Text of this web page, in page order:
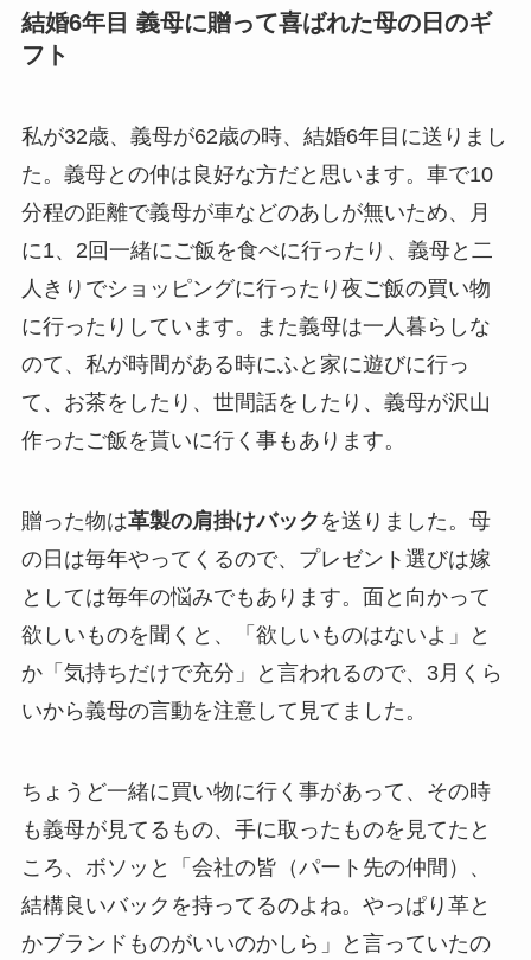
結婚6年目 義母に贈って喜ばれた母の日のギ
フト
私が32歳、義母が62歳の時、結婚6年目に送りまし
た。義母との仲は良好な方だと思います。車で10
分程の距離で義母が車などのあしが無いため、月
に1、2回一緒にご飯を食べに行ったり、義母と二
人きりでショッピングに行ったり夜ご飯の買い物
に行ったりしています。また義母は一人暮らしな
のて、私が時間がある時にふと家に遊びに行っ
て、お茶をしたり、世間話をしたり、義母が沢山
作ったご飯を貰いに行く事もあります。
贈った物は革製の肩掛けバック を送りました。母
の日は毎年やってくるので、プレゼント選びは嫁
としては毎年の悩みでもあります。面と向かって
欲しいものを聞くと、「欲しいものはないよ」と
か「気持ちだけで充分」と言われるので、3月くら
いから義母の言動を注意して見てました。
ちょうど一緒に買い物に行く事があって、その時
も義母が見てるもの、手に取ったものを見てたと
ころ、ボソッと「会社の皆（パート先の仲間）、
結構良いバックを持ってるのよね。やっぱり革と
かブランドものがいいのかしら」と言っていたの